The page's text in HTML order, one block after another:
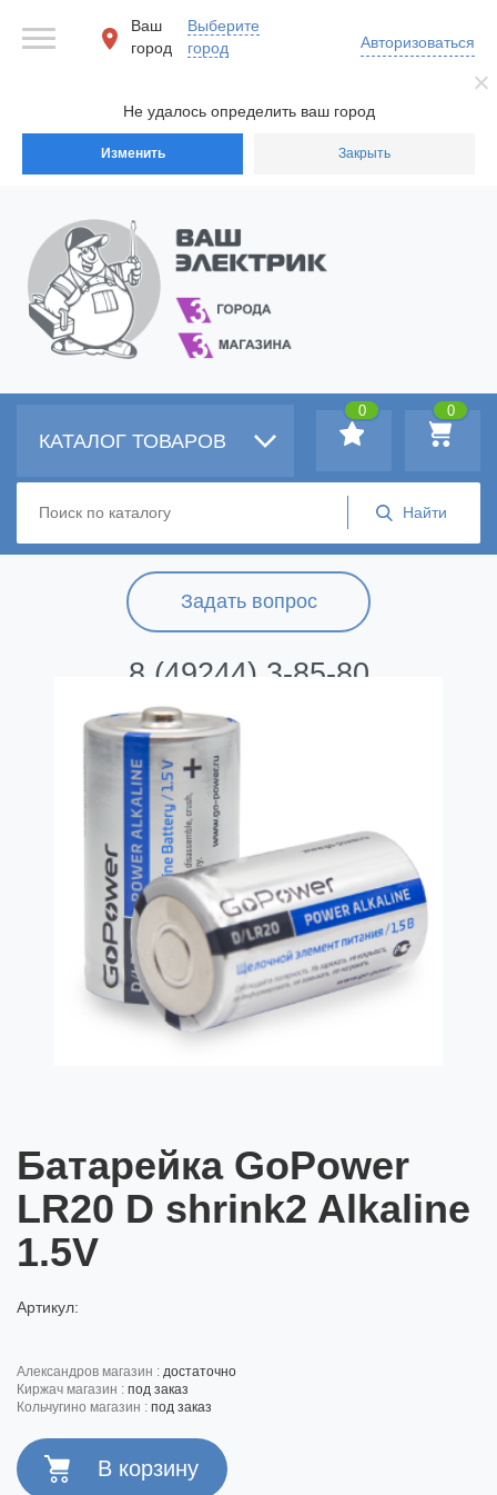
Не удалось определить ваш город
Изменить Закрыть
Ваш
город
Выберите
город
Авторизоваться
Задать вопрос
8 (49244) 3-85-80
КАТАЛОГ ТОВАРОВ
0
0
Батарейка GoPower
LR20 D shrink2 Alkaline
1.5V
Артикул:
александров магазин : достаточно
киржач магазин : под заказ
кольчугино магазин : под заказ